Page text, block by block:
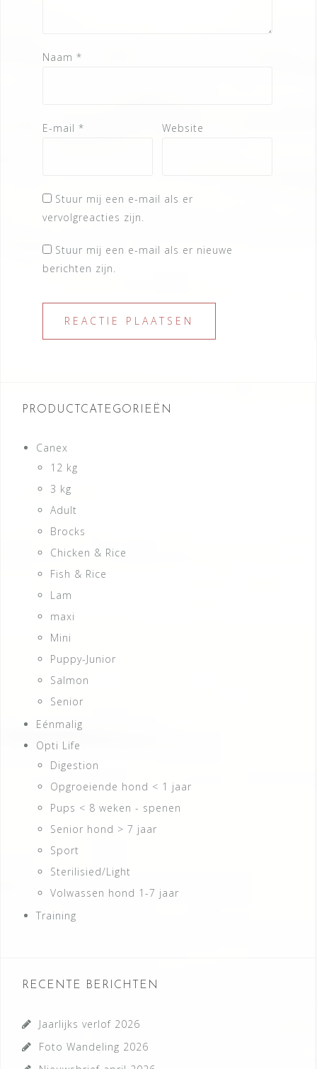
Naam *
E-mail * Website
Stuur mij een e-mail als er
vervolgreacties zijn.
Stuur mij een e-mail als er nieuwe
berichten zijn.
PRODUCTCATEGORIEËN
Canex
12 kg
3 kg
Adult
Brocks
Chicken & Rice
Fish & Rice
Lam
maxi
Mini
Puppy-Junior
Salmon
Senior
Eénmalig
Opti Life
Digestion
Opgroeiende hond < 1 jaar
Pups < 8 weken - spenen
Senior hond > 7 jaar
Sport
Sterilisied/Light
Volwassen hond 1-7 jaar
Training
RECENTE BERICHTEN
Jaarlijks verlof 2026
Foto Wandeling 2026